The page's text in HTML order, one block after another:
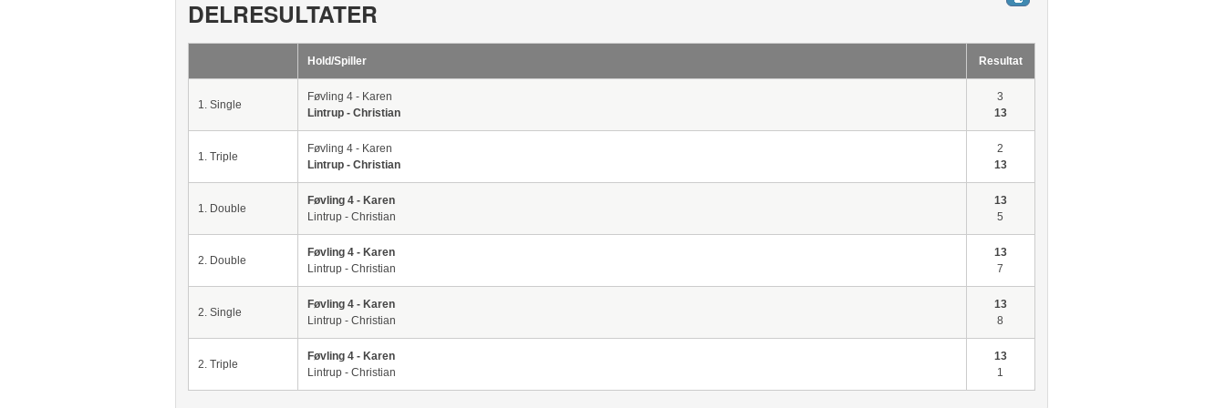
DELRESULTATER
Hold/Spiller Resultat
1. Single
Føvling 4 - Karen
Lintrup - Christian
3
13
1. Triple
Føvling 4 - Karen
Lintrup - Christian
2
13
1. Double
Føvling 4 - Karen
Lintrup - Christian
13
5
2. Double
Føvling 4 - Karen
Lintrup - Christian
13
7
2. Single
Føvling 4 - Karen
Lintrup - Christian
13
8
2. Triple
Føvling 4 - Karen
Lintrup - Christian
13
1